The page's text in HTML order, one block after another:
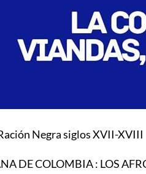
Negra siglos XVII-XVIII
DE COLOMBIA : LOS